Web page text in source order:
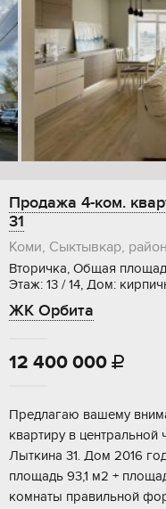
Продажа 4-ком.
31
Коми, Сыктывкар,
Вторичка, Общая
Этаж: 13 / 14, Дом:
ЖК Орбита
12 400 000 
Предлагаю вашему
квартиру в
Лыткина 31. Дом 2016
площадь 93,1 м2 +
комнаты правильной